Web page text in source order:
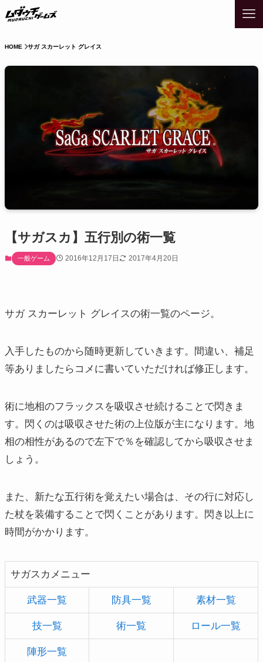
HOME サガ スカーレット グレイス
【サガスカ】五行別の術一覧
一般ゲーム 2016年12月17日 2017年4月20日
サガ スカーレット グレイスの術一覧のページ。
入手したものから随時更新していきます。間違い、補足
等ありましたらコメに書いていただければ修正します。
術に地相のフラックスを吸収させ続けることで閃きま
す。閃くのは吸収させた術の上位版が主になります。地
相の相性があるので左下で％を確認してから吸収させま
しょう。
また、新たな五行術を覚えたい場合は、その行に対応し
た杖を装備することで閃くことがあります。閃き以上に
時間がかかります。
サガスカメニュー
武器一覧 防具一覧 素材一覧
技一覧 術一覧 ロール一覧
陣形一覧